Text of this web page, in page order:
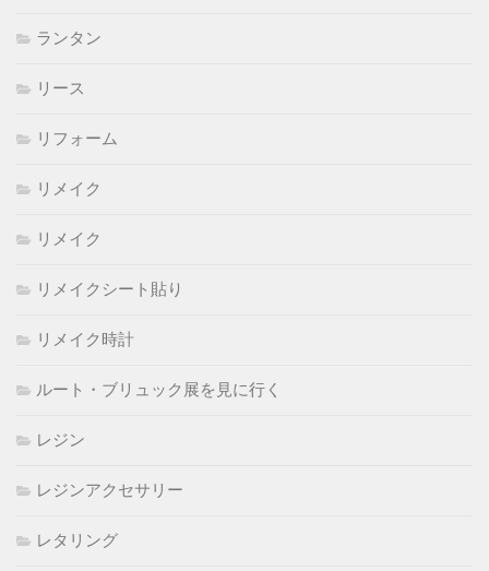
ランタン
リース
リフォーム
リメイク
リメイク
リメイクシート貼り
リメイク時計
ルート・ブリュック展を見に行く
レジン
レジンアクセサリー
レタリング